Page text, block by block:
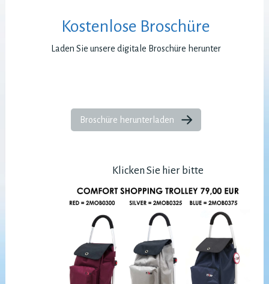
Kostenlose Broschüre
Laden Sie unsere digitale Broschüre herunter
Broschüre herunterladen
Klicken Sie hier bitte